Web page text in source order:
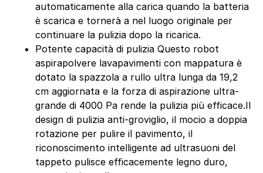
automaticamente alla carica quando la batteria
è scarica e tornerà a nel luogo originale per
continuare la pulizia dopo la ricarica.
Potente capacità di pulizia Questo robot
aspirapolvere lavapavimenti con mappatura è
dotato la spazzola a rullo ultra lunga da 19,2
cm aggiornata e la forza di aspirazione ultra-
grande di 4000 Pa rende la pulizia più efficace.Il
design di pulizia anti-groviglio, il mocio a doppia
rotazione per pulire il pavimento, il
riconoscimento intelligente ad ultrasuoni del
tappeto pulisce efficacemente legno duro,